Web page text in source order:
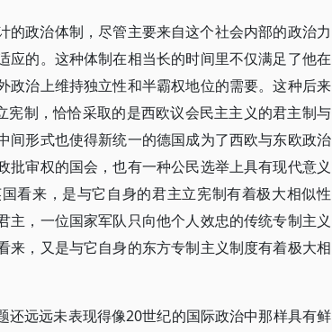
政治体制，尽管主要来自这个社会内部的政治力
的。这种体制在相当长的时间里不仅满足了他在
政治上维持独立性和半霸权地位的需要。这种后来
宪制，恰恰采取的是西欧议会民主主义的君主制与
间形式也使得新统一的德国成为了西欧与东欧政治
审权的国会，也有一种公民选举上具有现代意义
看来，是与它自身的君主立宪制有着极大相似性
，一位国家军队只向他个人效忠的传统专制主义
，又是与它自身的东方专制主义制度有着极大相
远远未表现得像20世纪的国际政治中那样具有鲜